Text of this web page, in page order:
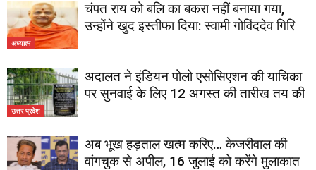
अध्यात्म
चंपत राय को बलि का बकरा नहीं बनाया गया,
उन्होंने खुद इस्तीफा दिया: स्वामी गोविंददेव गिरि
उत्तर प्रदेश
अदालत ने इंडियन पोलो एसोसिएशन की याचिका
पर सुनवाई के लिए 12 अगस्त की तारीख तय की
अब भूख हड़ताल खत्म करिए… केजरीवाल की
वांगचुक से अपील, 16 जुलाई को करेंगे मुलाकात